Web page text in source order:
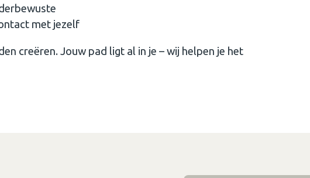
met jezelf
creëren. Jouw pad ligt al in je – wij helpen je het